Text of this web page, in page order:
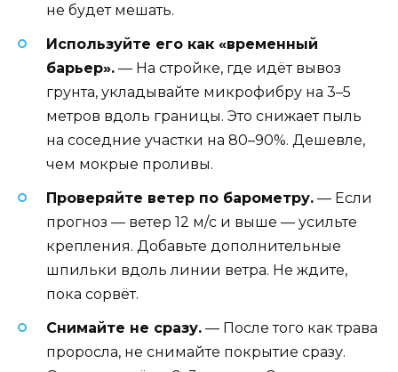
не будет мешать.
Используйте его как «временный
барьер». — На стройке, где идёт вывоз
грунта, укладывайте микрофибру на 3–5
метров вдоль границы. Это снижает пыль
на соседние участки на 80–90%. Дешевле,
чем мокрые проливы.
Проверяйте ветер по барометру. — Если
прогноз — ветер 12 м/с и выше — усильте
крепления. Добавьте дополнительные
шпильки вдоль линии ветра. Не ждите,
пока сорвёт.
Снимайте не сразу. — После того как трава
проросла, не снимайте покрытие сразу.